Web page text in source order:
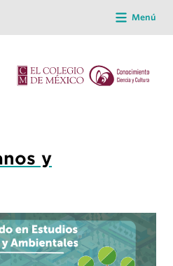
Menú
y